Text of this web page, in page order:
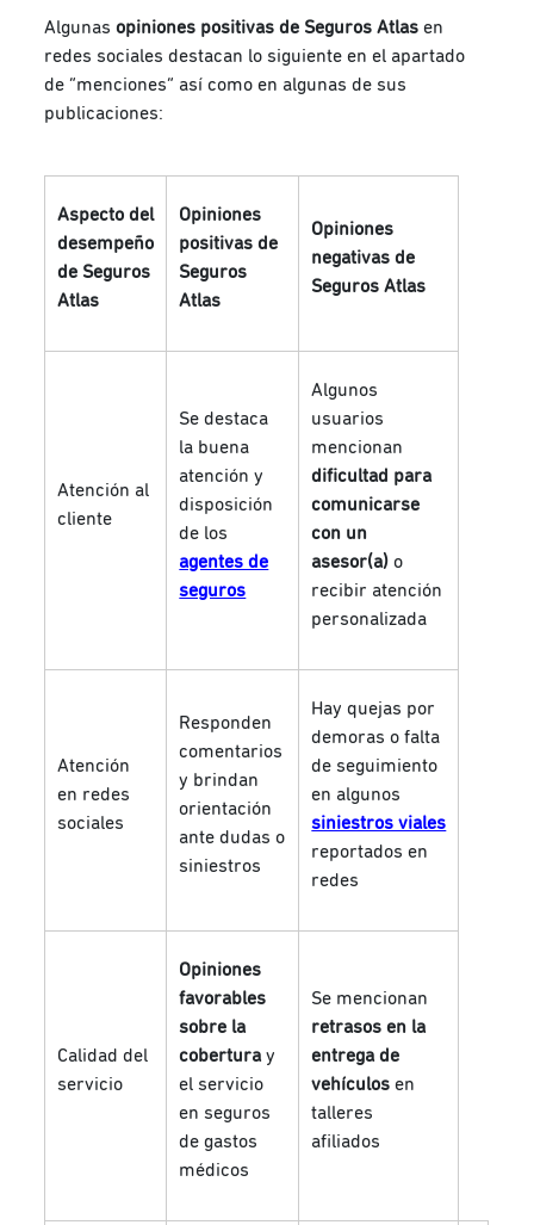
Algunasopiniones positivas de Seguros Atlasen
redes sociales destacan lo siguiente en el apartado
de “menciones” así como en algunas de sus
publicaciones:
Aspecto del
desempeño
de Seguros
Atlas
Opiniones
positivas de
Seguros
Atlas
Opiniones
negativas de
Seguros Atlas
Atención al
cliente
Se destaca
la buena
atención y
disposición
de los
agentes de
seguros
Algunos
usuarios
mencionan
dificultad para
comunicarse
con un
asesor(a) o
recibir atención
personalizada
Atención
en redes
sociales
Responden
comentarios
y brindan
orientación
ante dudas o
siniestros
Hay quejas por
demoras o falta
de seguimiento
en algunos
siniestros viales
reportados en
redes
Calidad del
servicio
Opiniones
favorables
sobre la
cobertura y
el servicio
en seguros
de gastos
médicos
Se mencionan
retrasos en la
entrega de
vehículos en
talleres
afiliados